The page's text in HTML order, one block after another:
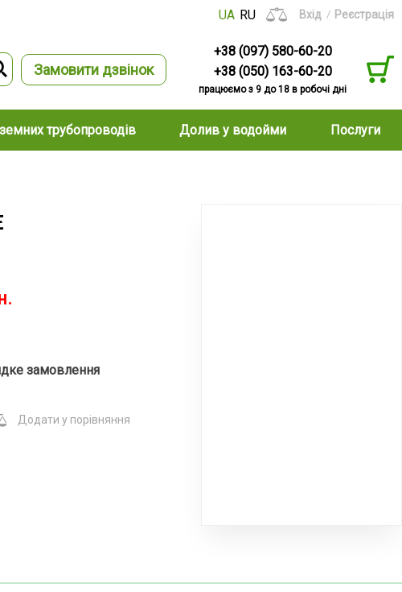
UA RU Вхід Реєстрація
Замовити дзвінок
+38 (097) 580-60-20
+38 (050) 163-60-20
працюємо з 9 до 18 в робочі дні
трубопроводів Долив у водойми Послуги
замовлення
Додати у порівняння